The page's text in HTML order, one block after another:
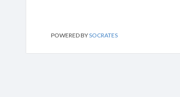
POWERED BYSOCRATES